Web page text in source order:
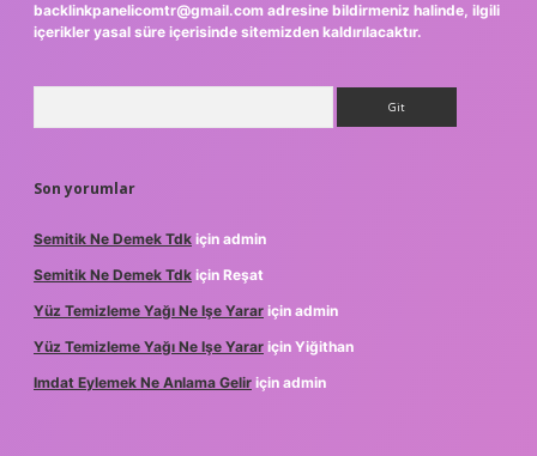
backlinkpanelicomtr@gmail.com adresine bildirmeniz halinde, ilgili
içerikler yasal süre içerisinde sitemizden kaldırılacaktır.
Son yorumlar
Semitik Ne Demek Tdk için admin
Semitik Ne Demek Tdk için Reşat
Yüz Temizleme Yağı Ne Işe Yarar için admin
Yüz Temizleme Yağı Ne Işe Yarar için Yiğithan
Imdat Eylemek Ne Anlama Gelir için admin